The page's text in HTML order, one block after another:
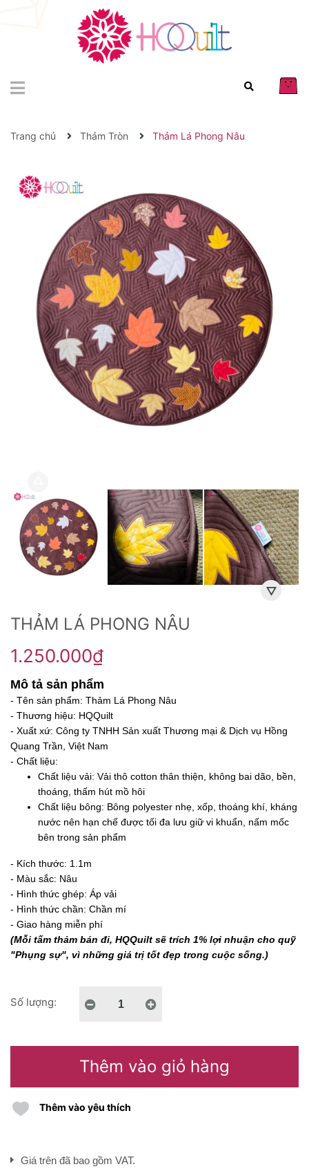
Trang chủ Thảm Tròn Thảm Lá Phong Nâu
THẢM LÁ PHONG NÂU
1.250.000₫
Mô tả sản phẩm
- Tên sản phẩm: Thảm Lá Phong Nâu
- Thương hiệu: HQQuilt
- Xuất xứ: Công ty TNHH Sản xuất Thương mại & Dịch vụ Hồng
Quang Trần, Việt Nam
- Chất liệu:
Chất liệu vải: Vải thô cotton thân thiện, không bai dão, bền,
thoáng, thấm hút mồ hôi
Chất liệu bông: Bông polyester nhẹ, xốp, thoáng khí, kháng
nước nên hạn chế được tối đa lưu giữ vi khuẩn, nấm mốc
bên trong sản phẩm
- Kích thước: 1.1m
- Màu sắc: Nâu
- Hình thức ghép: Áp vải
- Hình thức chần: Chần mí
- Giao hàng miễn phí
(Mỗi tấm thảm bán đi, HQQuilt sẽ trích 1% lợi nhuận cho quỹ
"Phụng sự", vì những giá trị tốt đẹp trong cuộc sống.)
Số lượng:
Thêm vào giỏ hàng
Thêm vào yêu thích
Giá trên đã bao gồm VAT.